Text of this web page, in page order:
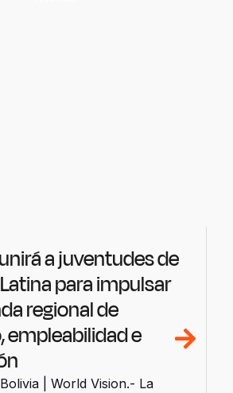
a juventudes de
para impulsar
regional de
empleabilidad e
| World Vision.- La